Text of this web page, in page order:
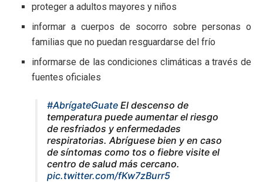
proteger a adultos mayores y niños
informar a cuerpos de socorro sobre personas o
familias que no puedan resguardarse del frío
informarse de las condiciones climáticas a través de
fuentes oficiales
#AbrígateGuate El descenso de
temperatura puede aumentar el riesgo
de resfriados y enfermedades
respiratorias. Abríguese bien y en caso
de síntomas como tos o fiebre visite el
centro de salud más cercano.
pic.twitter.com/fKw7zBurr5